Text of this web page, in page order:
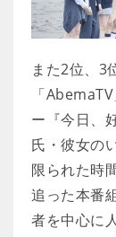
また2位、3
「
ー『今日、
氏・彼女の
限られた時
追った本番
者を中心に